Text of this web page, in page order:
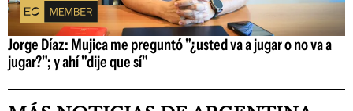
Jorge Díaz: Mujica me preguntó "¿usted va a jugar o no va a
jugar?"; y ahí "dije que sí"